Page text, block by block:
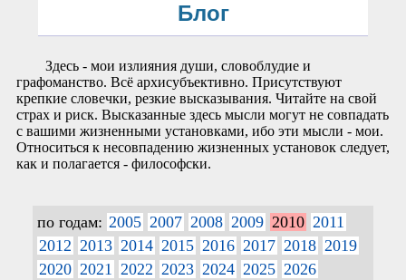
Блог
Здесь - мои излияния души, словоблудие и
графоманство. Всё архисубъективно. Присутствуют
крепкие словечки, резкие высказывания. Читайте на свой
страх и риск. Высказанные здесь мысли могут не совпадать
с вашими жизненными установками, ибо эти мысли - мои.
Относиться к несовпадению жизненных установок следует,
как и полагается - философски.
по годам: 2005 2007 2008 2009 2010 2011
2012 2013 2014 2015 2016 2017 2018 2019
2020 2021 2022 2023 2024 2025 2026